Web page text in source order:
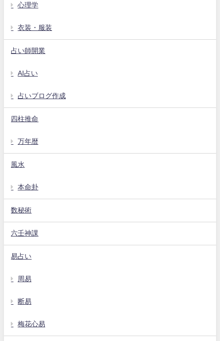
心理学
衣装・服装
占い師開業
AI占い
占いブログ作成
四柱推命
万年暦
風水
本命卦
数秘術
六壬神課
易占い
周易
断易
梅花心易